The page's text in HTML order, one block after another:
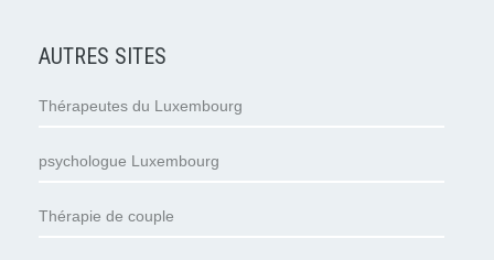
AUTRES SITES
Thérapeutes du Luxembourg
psychologue Luxembourg
Thérapie de couple